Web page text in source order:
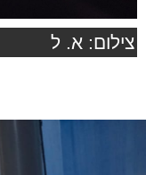
צילום: א. ל